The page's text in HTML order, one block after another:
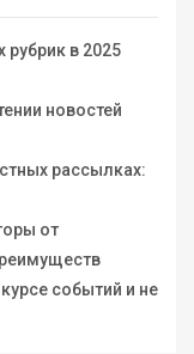
в 2025
новостей
рассылках:
от
событий и не